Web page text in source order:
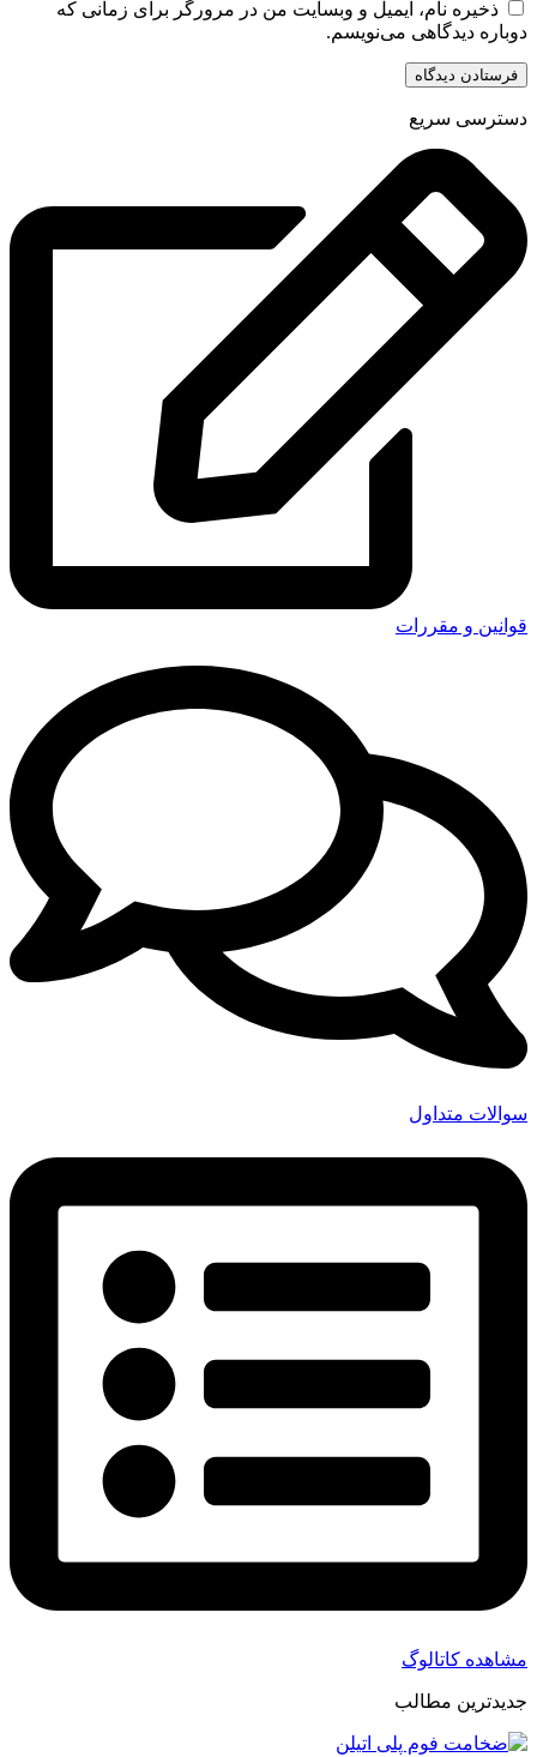
ذخیره نام، ایمیل و وبسایت من در مرورگر برای زمانی که
دوباره دیدگاهی می‌نویسم.
دسترسی سریع
قوانین و مقررات
سوالات متداول
مشاهده کاتالوگ
جدیدترین مطالب